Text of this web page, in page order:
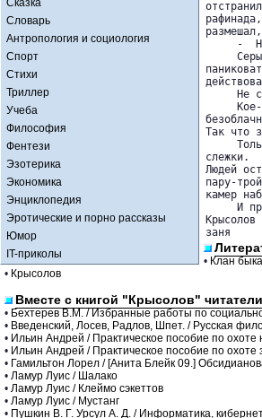
Сказка
Словарь
Антропология и социология
Спорт
Стихи
Триллер
Учеба
Философия
Фентези
Эзотерика
Экономика
Энциклопедия
Эротические и порно рассказы
Юмор
IT-приколы
рафинада,
-
Не
Так что
слежки.
Людей
пару-
камер
И
Крысолов
заня
• Клан быка
• Крысолов
Вместе с книгой "Крысолов"
• Бехтерев В.М. / Избранные работы по
• Введенский, Лосев, Радлов, Шпет. / Русская
• Ильин Андрей / Практическое пособие по охоте
• Ильин Андрей / Практическое пособие по охоте
• Гамильтон Лорел / [Анита Блейк 09.]
• Ламур Луис / Шалако
• Ламур Луис / Клеймо сэкеттов
• Ламур Луис / Мустанг
• Пушкин В. Г. Урсул А. Д. / Информатика,